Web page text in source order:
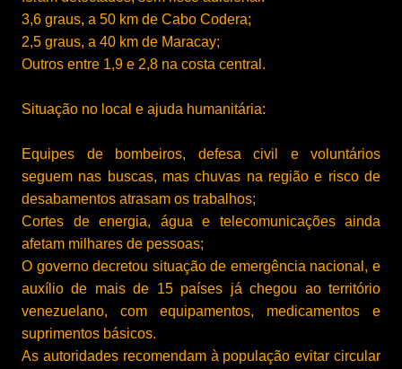
3,6 graus, a 50 km de Cabo Codera;
2,5 graus, a 40 km de Maracay;
Outros entre 1,9 e 2,8 na costa central.
Situação no local e ajuda humanitária:
Equipes de bombeiros, defesa civil e voluntários
seguem nas buscas, mas chuvas na região e risco de
desabamentos atrasam os trabalhos;
Cortes de energia, água e telecomunicações ainda
afetam milhares de pessoas;
O governo decretou situação de emergência nacional , e
auxílio de mais de 15 países já chegou ao território
venezuelano, com equipamentos, medicamentos e
suprimentos básicos.
As autoridades recomendam à população evitar circular